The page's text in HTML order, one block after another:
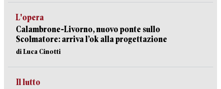
L'opera
Calambrone-Livorno, nuovo ponte sullo
Scolmatore: arriva l’ok alla progettazione
di Luca Cinotti
Il lutto